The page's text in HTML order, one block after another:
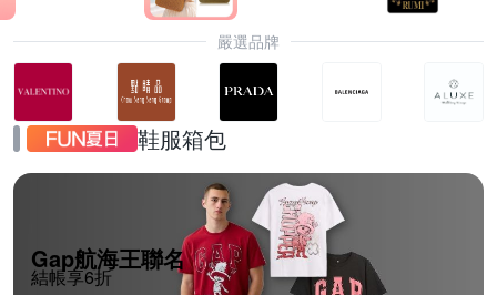
嚴選品牌
鞋服箱包
Gap航海王聯名
結帳享6折